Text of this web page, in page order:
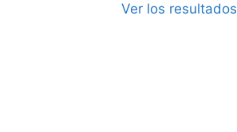
Ver los resultados